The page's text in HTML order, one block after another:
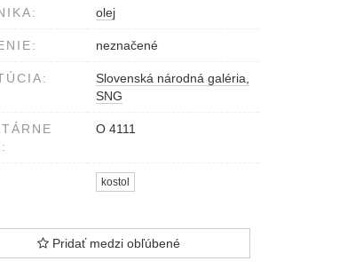
olej
neznačené
Slovenská národná galéria,
SNG
O 4111
kostol
Pridať medzi obľúbené